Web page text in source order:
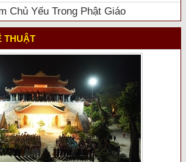
Chủ Yếu Trong Phật Giáo
THUẬT